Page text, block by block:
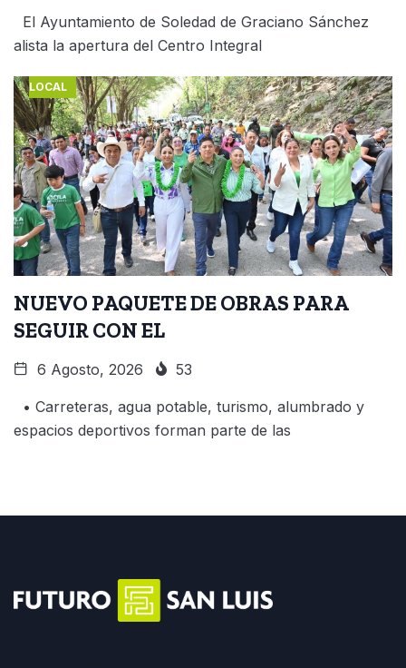
El Ayuntamiento de Soledad de Graciano Sánchez
alista la apertura del Centro Integral
LOCAL
NUEVO PAQUETE DE OBRAS PARA
SEGUIR CON EL
6 Agosto, 2026 53
• Carreteras, agua potable, turismo, alumbrado y
espacios deportivos forman parte de las